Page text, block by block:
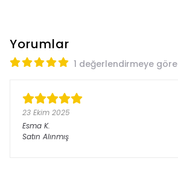
Yorumlar
1 değerlendirmeye göre
23 Ekim 2025
Esma K.
Satın Alınmış